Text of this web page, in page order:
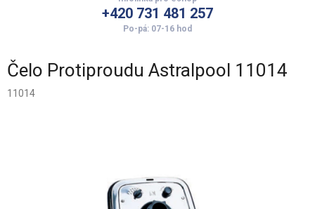
+420 731 481 257
Čelo Protiproudu Astralpool 11014
11014